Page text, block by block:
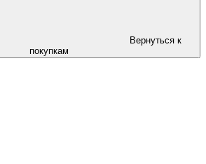
Вернуться к
покупкам